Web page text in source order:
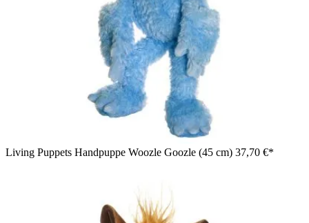
Living Puppets Handpuppe Woozle Goozle (45 cm) 37,70 €*